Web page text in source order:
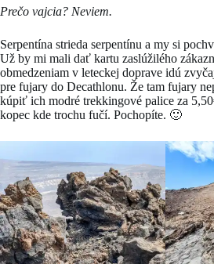
Prečo vajcia? Neviem.
Serpentína strieda serpentínu a my si
Už by mi mali dať kartu zaslúžilého
obmedzeniam v leteckej doprave idú
pre fujary do Decathlonu. Že tam fujary
kúpiť ich modré trekkingové palice za
kopec kde trochu fučí. Pochopíte. 🙂